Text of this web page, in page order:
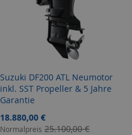
Suzuki DF200 ATL Neumotor
inkl. SST Propeller & 5 Jahre
Garantie
Sonderangebot
18.880,00 €
Normalpreis 25.100,00 €